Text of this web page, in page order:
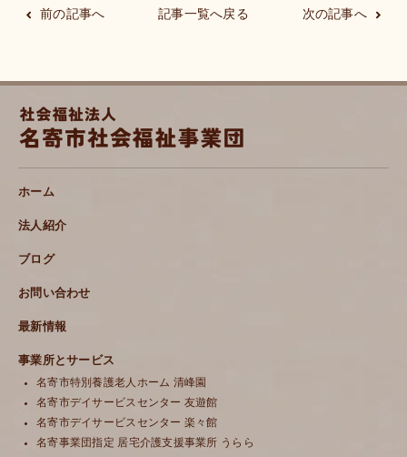
前の記事へ 記事一覧へ戻る 次の記事へ
ホーム
法人紹介
ブログ
お問い合わせ
最新情報
事業所とサービス
名寄市特別養護老人ホーム 清峰園
名寄市デイサービスセンター 友遊館
名寄市デイサービスセンター 楽々館
名寄事業団指定 居宅介護支援事業所 うらら